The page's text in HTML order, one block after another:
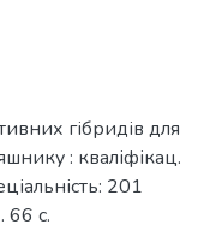
гібридів для
: кваліфікац.
201
66 с.